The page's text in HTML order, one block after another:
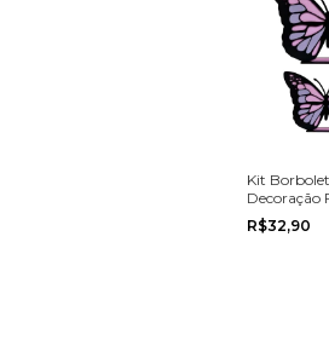
Kit
Decoração
Aniversário
R$32,90